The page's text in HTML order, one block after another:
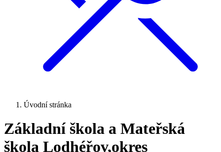
Úvodní stránka
Základní škola a Mateřská
škola Lodhéřov,okres